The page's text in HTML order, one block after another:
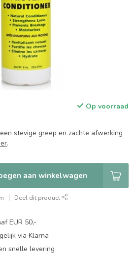
Op voorraad
stevige greep en zachte afwerking
.
aan winkelwagen
Deel dit product
EUR 50,-
via Klarna
snelle levering